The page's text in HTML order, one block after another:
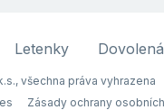
Letenky Dovolená
všechna práva vyhrazena
Zásady ochrany